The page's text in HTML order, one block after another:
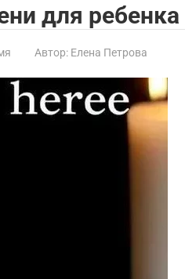
для ребенка
Автор: Елена Петрова